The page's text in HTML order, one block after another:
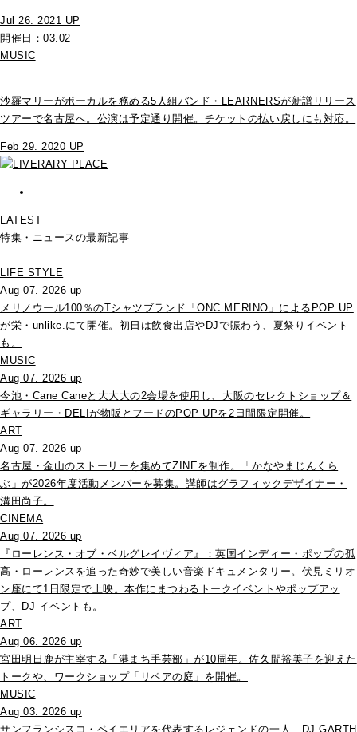
Jul 26. 2021 UP
開催日：03.02
MUSIC
沙羅マリーがボーカルを務める5人組バンド・LEARNERSが新譜リリース
ツアーで名古屋へ。公演は予定通り開催。チケットの払い戻しにも対応。
Feb 29. 2020 UP
LATEST
特集・ニュースの最新記事
LIFE STYLE
Aug 07. 2026 up
メリノウール100％のTシャツブランド「ONC MERINO」によるPOP UP
が栄・unlike.にて開催。初日は飲食出店やDJで賑わう、夏祭りイベント
も。
MUSIC
Aug 07. 2026 up
今池・Cane Caneと大大大の2会場を使用し、大阪のセレクトショップ＆
ギャラリー・DELIが物販とフードのPOP UPを2日間限定開催。
ART
Aug 07. 2026 up
名古屋・金山のストーリーを集めてZINEを制作。「かなやまじんくら
ぶ」が2026年度活動メンバーを募集。講師はグラフィックデザイナー・
溝田尚子。
CINEMA
Aug 07. 2026 up
『ローレンス・オブ・ベルグレイヴィア』：英国インディー・ポップの孤
高・ローレンスを追った奇妙で美しい音楽ドキュメンタリー。伏見ミリオ
ン座にて1日限定で上映。本作にまつわるトークイベントやポップアッ
プ、DJ イベントも。
ART
Aug 06. 2026 up
宮田明日鹿が主宰する「港まち手芸部」が10周年。佐久間裕美子を迎えた
トークや、ワークショップ「リペアの庭」を開催。
MUSIC
Aug 03. 2026 up
サンフランシスコ・ベイエリアを代表するレジェンドの一人、DJ GARTH